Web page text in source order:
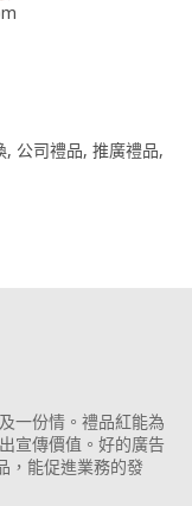
, 公司禮品, 推廣禮品,
一份情。禮品紅能為
宣傳價值。好的廣告
，能促進業務的發